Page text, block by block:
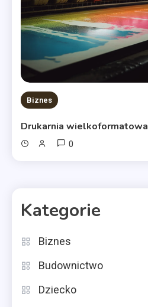
Biznes
Drukarnia wielkoformatowa
0
Kategorie
Biznes
Budownictwo
Dziecko